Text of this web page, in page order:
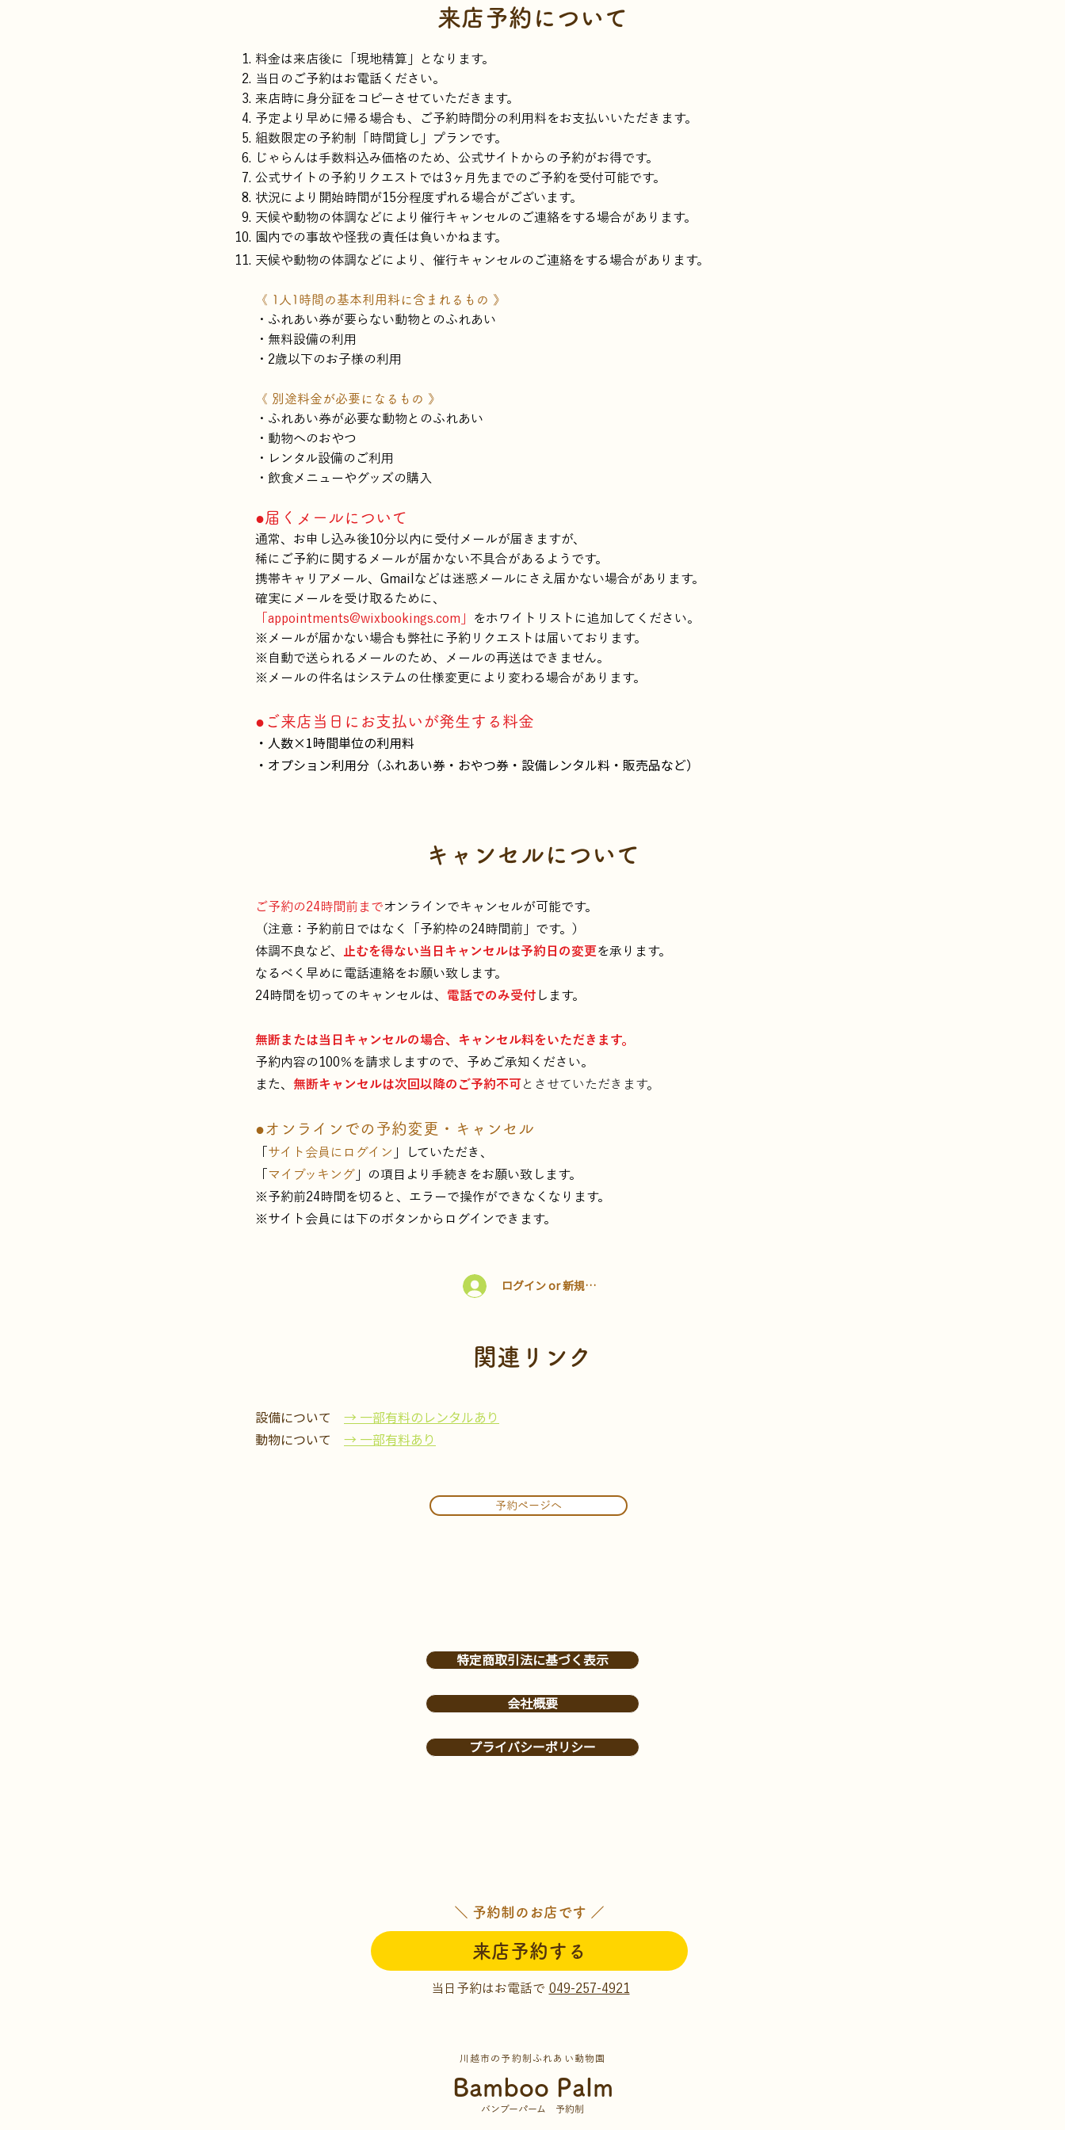
来店予約について
料金は来店後に「現地精算」となります。
当日のご予約はお電話ください。
来店時に身分証をコピーさせていただきます。
予定より早めに帰る場合も、ご予約時間分の利用料をお支払いいただきます。
組数限定の予約制「時間貸し」プランです。
じゃらんは手数料込み価格のため、公式サイトからの予約がお得です。
​公式サイトの予約リクエストでは3ヶ月先までのご予約を受付可能です。
​状況により開始時間が15分程度ずれる場合がございます。
天候や動物の体調などにより催行キャンセルのご連絡をする場合があります。
園内での事故や怪我の責任は負いかねます。
天候や動物の体調などにより、催行キャンセルのご連絡をする場合があります。
《 1人1時間の基本利用料に含まれるもの 》
・ふれあい券が要らない動物とのふれあい
・無料設備の利用
・2歳以下のお子様の利用
《 別途料金が必要になるもの 》
・ふれあい券が必要な動物とのふれあい
・動物へのおやつ
・レンタル設備のご利用
・飲食メニューやグッズの購入
●届くメールについて
通常、お申し込み後10分以内に受付​メールが届きますが、
稀にご予約に関するメールが届かない不具合があるようです。
携帯キャリアメール、Gmailなどは迷惑メールにさえ届かない場合があります。
確実にメールを受け取るために、
appointments@wixbookings.com
をホワイトリストに追加してください。
※メールが届かない場合も弊社に予約リクエストは届いております。
※自動で送られるメールのため、メールの再送はできません。
※メールの件名はシステムの仕様変更により変わる場合があります。
●ご来店当日にお支払いが発生する料金
・人数× 1時間単位の利用料
・オプション利用分（ふれあい券・おやつ券・設備レンタル料・販売品など）
キャンセルについて
ご予約の24時間前までオンラインでキャンセルが可能です。
（注意：予約前日ではなく「予約枠の24時間前」です。）
体調不良など、
止むを得ない当日キャンセルは予約日の変更を承ります。
なるべく早めに電話連絡をお願い致します。
24時間を切ってのキャンセルは、 電話でのみ受付 します。
無断または当日キャンセルの場合、キャンセル料をいただきます。
予約内容の100％を請求しますので、予めご承知ください。
​また、 無断キャンセルは次回以降のご予約不可 とさせていただきます。
●オンラインでの予約変更 ・キャンセル
サイト会員にログイン
」していただき、
マイブッキング 」の項目より手続きをお願い致します。
※予約前24時間を切ると、エラーで操作ができなくなります。
※サイト会員には下のボタンからログインできます。
ログイン or 新規登録
関連リンク
設備について → 一部有料のレンタルあり
動物について → 一部有料あり
予約ページへ
特定商取引法に基づく表示
会社概要
プライバシーポリシー
＼ 予約制のお店です ／
来店予約する
当日予約はお電話で 049-257-4921
川越市の予約制ふれあい動物園
Bamboo Palm
バンブーパーム 予約制